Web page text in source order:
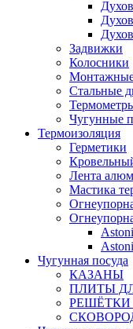
Задвижки
Колосники
Стальные
Чугунные
Термоизоляция
Герметики
Лента
Мастика
Чугунная посуда
КАЗАНЫ
ПЛИТЫ
РЕШЁТКИ